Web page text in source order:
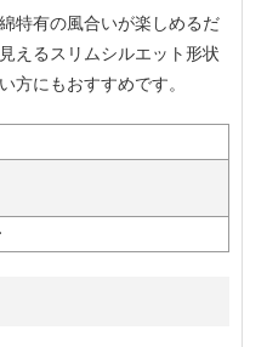
特有の風合いが楽しめるだ
えるスリムシルエット形状
方にもおすすめです。